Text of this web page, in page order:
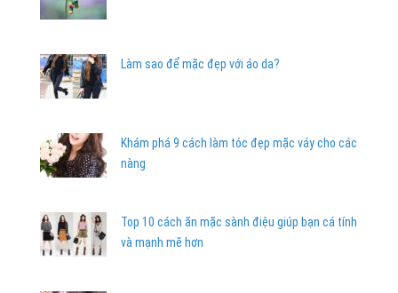
Làm sao để mặc đẹp với áo da?
Khám phá 9 cách làm tóc đẹp mặc váy cho các
nàng
Top 10 cách ăn mặc sành điệu giúp bạn cá tính
và mạnh mẽ hơn